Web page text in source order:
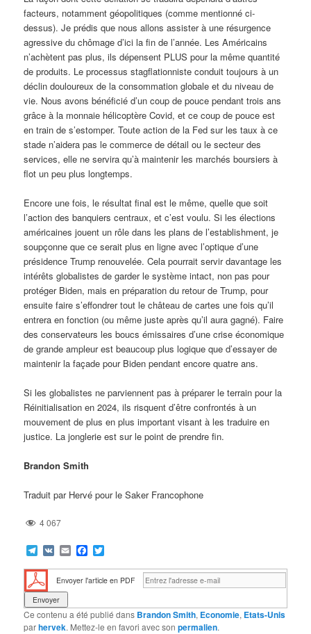
facteurs, notamment géopolitiques (comme mentionné ci-
dessus). Je prédis que nous allons assister à une résurgence
agressive du chômage d’ici la fin de l’année. Les Américains
n’achètent pas plus, ils dépensent PLUS pour la même quantité
de produits. Le processus stagflationniste conduit toujours à un
déclin douloureux de la consommation globale et du niveau de
vie. Nous avons bénéficié d’un coup de pouce pendant trois ans
grâce à la monnaie hélicoptère Covid, et ce coup de pouce est
en train de s’estomper. Toute action de la Fed sur les taux à ce
stade n’aidera pas le commerce de détail ou le secteur des
services, elle ne servira qu’à maintenir les marchés boursiers à
flot un peu plus longtemps.
Encore une fois, le résultat final est le même, quelle que soit
l’action des banquiers centraux, et c’est voulu. Si les élections
américaines jouent un rôle dans les plans de l’establishment, je
soupçonne que ce serait plus en ligne avec l’optique d’une
présidence Trump renouvelée. Cela pourrait servir davantage les
intérêts globalistes de garder le système intact, non pas pour
protéger Biden, mais en préparation du retour de Trump, pour
ensuite faire s’effondrer tout le château de cartes une fois qu’il
entrera en fonction (ou même juste après qu’il aura gagné). Faire
des conservateurs les boucs émissaires d’une crise économique
de grande ampleur est beaucoup plus logique que d’essayer de
maintenir la façade pour Biden pendant encore quatre ans.
Si les globalistes ne parviennent pas à préparer le terrain pour la
Réinitialisation en 2024, ils risquent d’être confrontés à un
mouvement de plus en plus important visant à les traduire en
justice. La jonglerie est sur le point de prendre fin.
Brandon Smith
Traduit par Hervé pour le Saker Francophone
4 067
Telegram
VK EmailFacebook
Envoyer l'article en PDF
Ce contenu a été publié dans Brandon Smith, Economie, Etats-Unis
parhervek. Mettez-le en favori avec sonpermalien.